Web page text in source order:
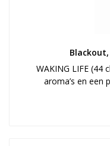
Blackout,
WAKING LIFE (44
aroma’s en een